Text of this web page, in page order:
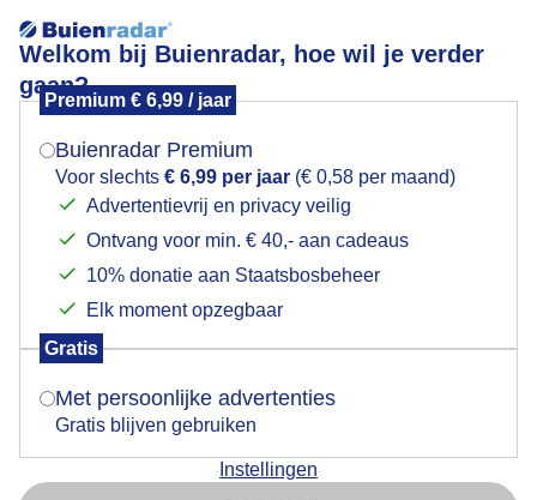
Welkom bij Buienradar, hoe wil je verder
gaan?
Premium € 6,99 / jaar
Buienradar Premium
Voor slechts € 6,99 per jaar (€ 0,58 per maand)
Advertentievrij en privacy veilig
Ontvang voor min. € 40,- aan cadeaus
10% donatie aan Staatsbosbeheer
Elk moment opzegbaar
Gratis
Met persoonlijke advertenties
Gratis blijven gebruiken
Instellingen
weerfoto
Door: Jan Horde Gemaakt: 13-06-2026, 27x bekeken
Mogen we je locatie gebruiken voor het
Indien je hier nog geen akkoord op hebt gegeven,
verschijnt er zo een pop-up uit je browser waarin
Is goed, toon de popup
Nu niet, misschien later